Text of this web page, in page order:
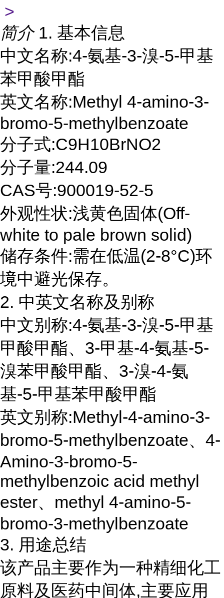
>
简介 1. 基本信息
中文名称:4-氨基-3-溴-5-甲基
苯甲酸甲酯
英文名称:Methyl 4-amino-3-
bromo-5-methylbenzoate
分子式:C9H10BrNO2
分子量:244.09
CAS号:900019-52-5
外观性状:浅黄色固体(Off-
white to pale brown solid)
储存条件:需在低温(2-8°C)环
境中避光保存。
2. 中英文名称及别称
中文别称:4-氨基-3-溴-5-甲基
甲酸甲酯、3-甲基-4-氨基-5-
溴苯甲酸甲酯、3-溴-4-氨
基-5-甲基苯甲酸甲酯
英文别称:Methyl-4-amino-3-
bromo-5-methylbenzoate、4-
Amino-3-bromo-5-
methylbenzoic acid methyl
ester、methyl 4-amino-5-
bromo-3-methylbenzoate
3. 用途总结
该产品主要作为一种精细化工
原料及医药中间体,主要应用